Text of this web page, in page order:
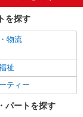
を探す
物流
祉
ティー
パートを探す